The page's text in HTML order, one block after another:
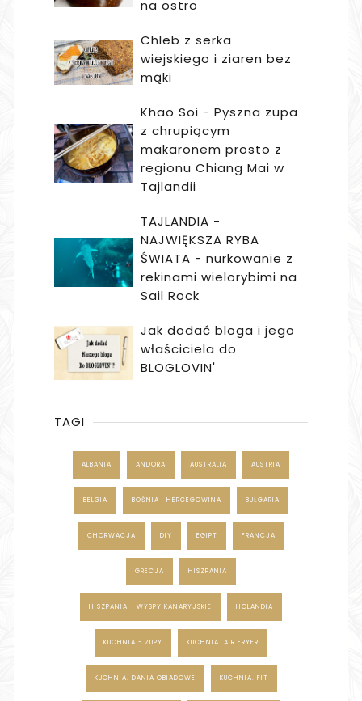
na ostro
Chleb z serka
wiejskiego i ziaren bez
mąki
Khao Soi - Pyszna zupa
z chrupiącym
makaronem prosto z
regionu Chiang Mai w
Tajlandii
TAJLANDIA -
NAJWIĘKSZA RYBA
ŚWIATA - nurkowanie z
rekinami wielorybimi na
Sail Rock
Jak dodać bloga i jego
właściciela do
BLOGLOVIN'
TAGI
ALBANIA ANDORA AUSTRALIA AUSTRIA
BELGIA BOŚNIA I HERCEGOWINA BUŁGARIA
CHORWACJA DIY EGIPT FRANCJA
GRECJA HISZPANIA
HISZPANIA - WYSPY KANARYJSKIE HOLANDIA
KUCHNIA - ZUPY KUCHNIA. AIR FRYER
KUCHNIA. DANIA OBIADOWE KUCHNIA. FIT